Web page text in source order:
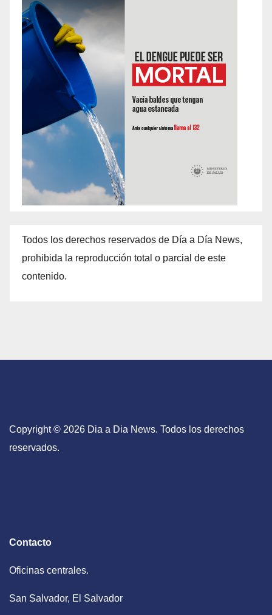
Todos los derechos reservados de Día a Día News,
prohibida la reproducción total o parcial de este
contenido.
Copyright © 2026 Dia a Dia News. Todos los derechos
reservados.
Contacto
Oficinas centrales.
San Salvador, El Salvador